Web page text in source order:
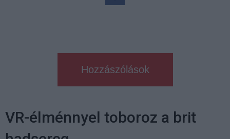
Hozzászólások
VR-élménnyel toboroz a brit